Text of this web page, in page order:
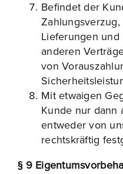
Befindet der
Lieferungen
anderen
von
Mit etwaigen
Kunde nur dann
entweder von
rechtskräftig
§ 9